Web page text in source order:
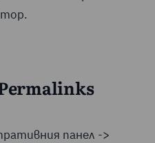
панел ->